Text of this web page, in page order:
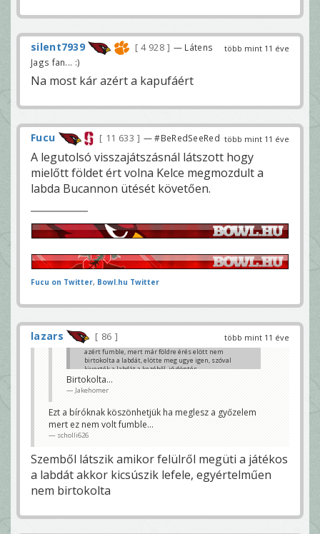
több mint 11 éve
silent7939 4 928
— Látens
Jags fan... :)
Na most kár azért a kapufáért
több mint 11 éve
Fucu 11 633 — #BeRedSeeRed
A legutolsó visszajátszásnál látszott hogy
mielőtt földet ért volna Kelce megmozdult a
labda Bucannon ütését követően.
Fucu on Twitter, Bowl.hu Twitter
több mint 11 éve
lazars 86
azért fumble, mert már földre érés elött nem
birtokolta a labdát, elötte meg ugye igen, szóval
kiverték a labdát a kezéből, jó döntés
emberke22
Birtokolta...
Jakehomer
Ezt a bíróknak köszönhetjük ha meglesz a győzelem
mert ez nem volt fumble...
scholli626
Szemből látszik amikor felülről megüti a játékos
a labdát akkor kicsúszik lefele, egyértelműen
nem birtokolta